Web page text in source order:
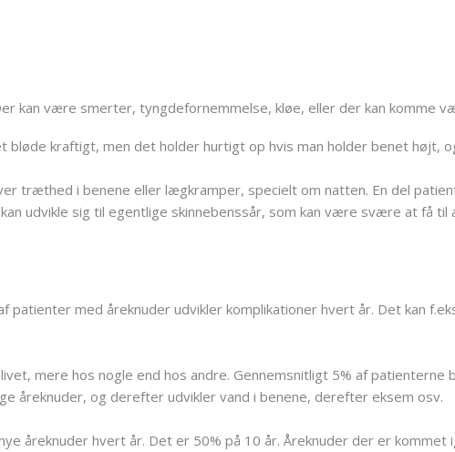
kan være smerter, tyngdefornemmelse, kløe, eller der kan komme
bløde kraftigt, men det holder hurtigt op hvis man holder benet højt,
træthed i benene eller lægkramper, specielt om natten. En del
udvikle sig til egentlige skinnebenssår, som kan være svære at få
patienter med åreknuder udvikler komplikationer hvert år. Det kan
mere hos nogle end hos andre. Gennemsnitligt 5% af
åreknuder, og derefter udvikler vand i benene, derefter eksem osv.
åreknuder hvert år. Det er 50% på 10 år. Åreknuder der er